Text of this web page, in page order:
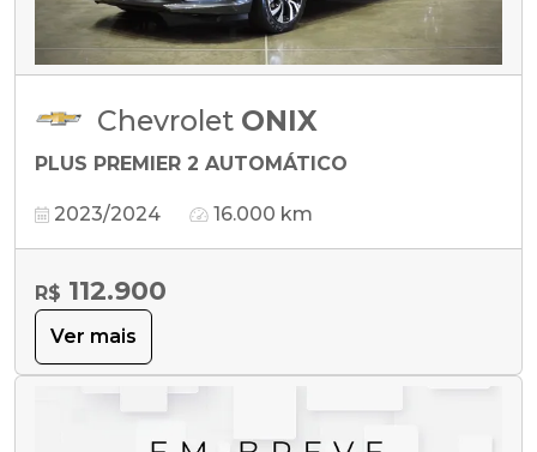
Chevrolet ONIX
PLUS PREMIER 2 AUTOMÁTICO
2023/2024 16.000 km
R$ 112.900
Ver mais